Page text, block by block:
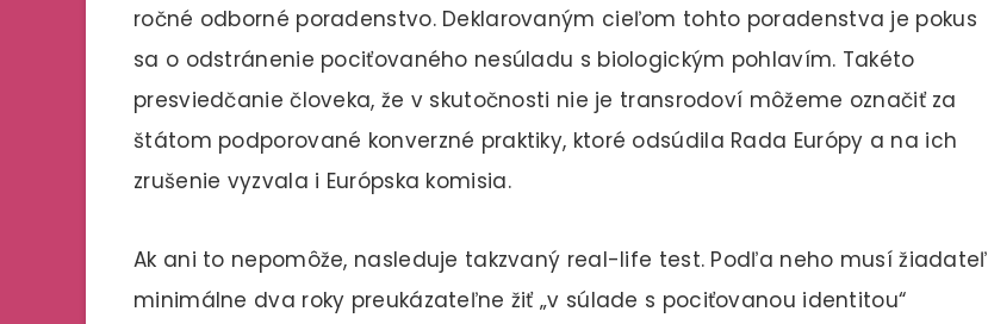
ročné odborné poradenstvo. Deklarovaným cieľom tohto poradenstva je pokus
sa o odstránenie pociťovaného nesúladu s biologickým pohlavím. Takéto
presviedčanie človeka, že v skutočnosti nie je transrodoví môžeme označiť za
štátom podporované konverzné praktiky, ktoré odsúdila Rada Európy a na ich
zrušenie vyzvala i Európska komisia.
Ak ani to nepomôže, nasleduje takzvaný real-life test. Podľa neho musí žiadateľ
minimálne dva roky preukázateľne žiť „v súlade s pociťovanou identitou“